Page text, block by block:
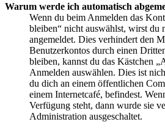
Warum werde ich automatisch
Wenn du beim Anmelden das
bleiben“ nicht auswählst, wirst du
angemeldet. Dies verhindert den
Benutzerkontos durch einen
bleiben, kannst du das Kästchen
Anmelden auswählen. Dies ist
du dich an einem öffentlichen
einem Internetcafé, befindest.
Verfügung steht, dann wurde sie
Administration ausgeschaltet.